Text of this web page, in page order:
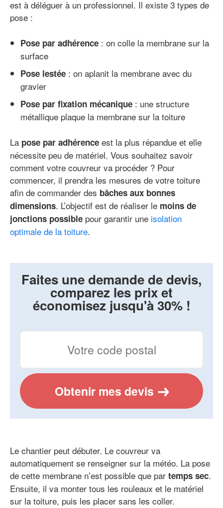
est à déléguer à un professionnel. Il existe 3 types de
pose :
Pose par adhérence : on colle la membrane sur la
surface
Pose lestée : on aplanit la membrane avec du
gravier
Pose par fixation mécanique : une structure
métallique plaque la membrane sur la toiture
La pose par adhérence est la plus répandue et elle
nécessite peu de matériel. Vous souhaitez savoir
comment votre couvreur va procéder ? Pour
commencer, il prendra les mesures de votre toiture
afin de commander des bâches aux bonnes
dimensions. L’objectif est de réaliser le moins de
jonctions possible pour garantir une isolation
optimale de la toiture.
Faites une demande de devis,
comparez les prix et
économisez jusqu'à 30% !
Obtenir mes devis
Le chantier peut débuter. Le couvreur va
automatiquement se renseigner sur la météo. La pose
de cette membrane n’est possible que par temps sec.
Ensuite, il va monter tous les rouleaux et le matériel
sur la toiture, puis les placer sans les coller.